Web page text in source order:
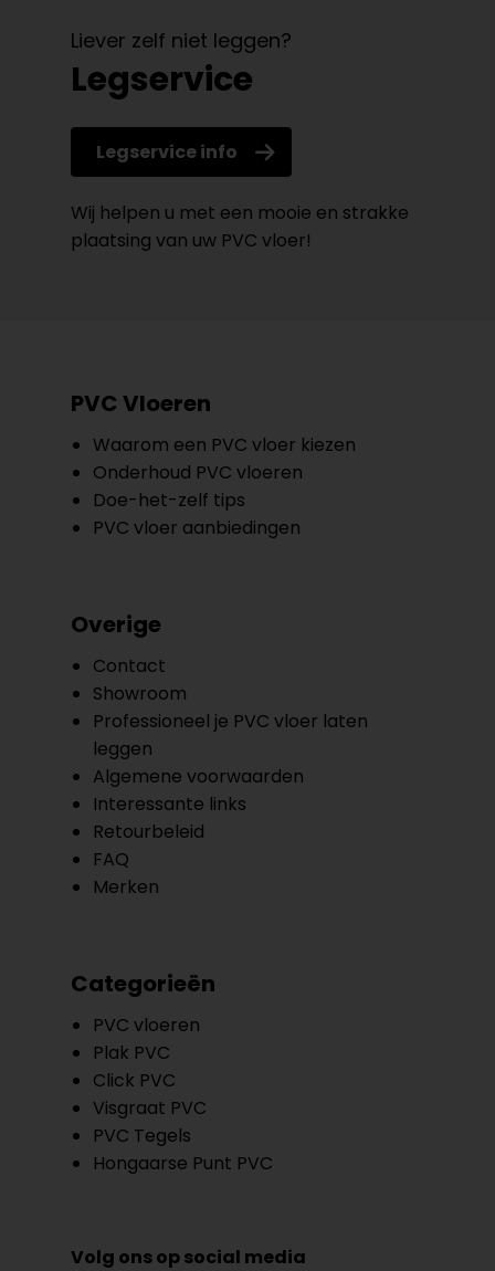
Liever zelf niet leggen?
Legservice
Legservice info
Wij helpen u met een mooie en strakke
plaatsing van uw PVC vloer!
PVC Vloeren
Waarom een PVC vloer kiezen
Onderhoud PVC vloeren
Doe-het-zelf tips
PVC vloer aanbiedingen
Overige
Contact
Showroom
Professioneel je PVC vloer laten
leggen
Algemene voorwaarden
Interessante links
Retourbeleid
FAQ
Merken
Categorieën
PVC vloeren
Plak PVC
Click PVC
Visgraat PVC
PVC Tegels
Hongaarse Punt PVC
Volg ons op social media